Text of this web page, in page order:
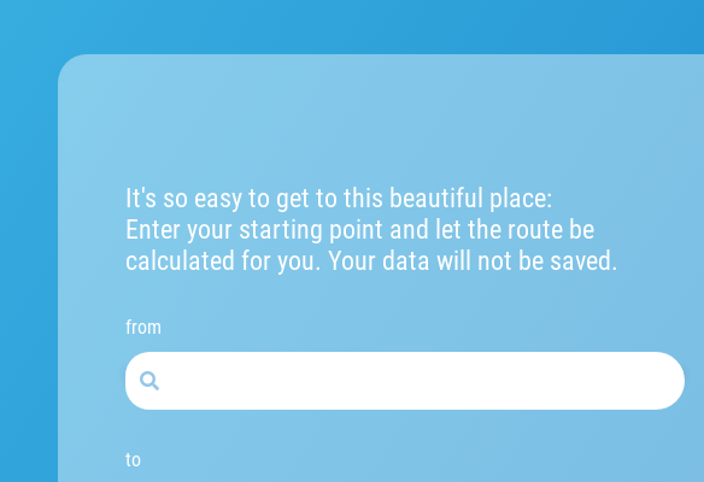
It's so easy to get to this beautiful place:
Enter your starting point and let the route be
calculated for you. Your data will not be saved.
from
to